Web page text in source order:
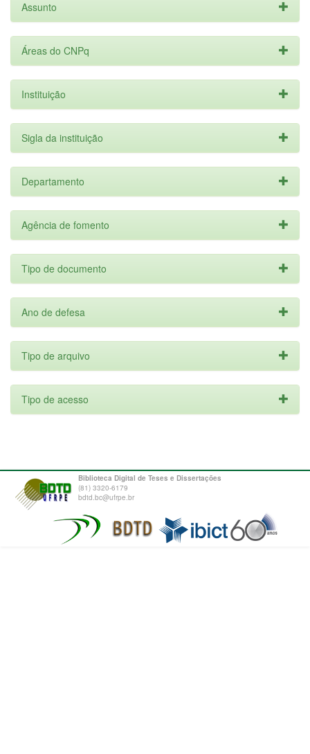
Assunto
Áreas do CNPq
Instituição
Sigla da instituição
Departamento
Agência de fomento
Tipo de documento
Ano de defesa
Tipo de arquivo
Tipo de acesso
Biblioteca Digital de Teses e Dissertações
(81) 3320-6179
bdtd.bc@ufrpe.br